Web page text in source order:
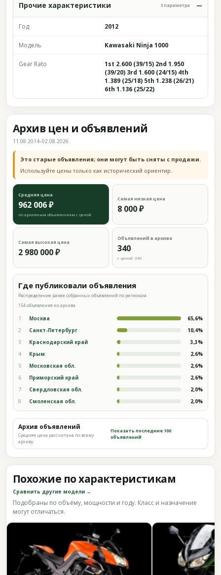
Прочие характеристики 3 параметра
Год 2012
Модель Kawasaki Ninja 1000
Gear Rato
1st 2.600 (39/15) 2nd 1.950
(39/20) 3rd 1.600 (24/15) 4th
1.389 (25/18) 5th 1.238 (26/21)
6th 1.136 (25/22)
Архив цен и объявлений
11.08.2014–02.08.2026
Это старые объявления; они могут быть сняты с продажи.
Используйте цены только как исторический ориентир.
Средняя цена
962 006 ₽
по архивным объявлениям с ценой
Самая низкая цена
8 000 ₽
Самая высокая цена
2 980 000 ₽
Объявлений в архиве
340
с ценой: 340
Где публиковали объявления
Распределение ранее собранных объявлений по регионам.
154 объявления из архива
1 Москва 65,6%
2 Санкт-Петербург 10,4%
3 Краснодарский край 3,3%
4 Крым 2,6%
5 Московская обл. 2,6%
6 Приморский край 2,6%
7 Свердловская обл. 2,0%
8 Смоленская обл. 2,0%
Архив объявлений
Средняя цена рассчитана по всему
архиву
Показать последние 100
объявлений
Похожие по характеристикам
Сравнить другие модели →
Подобраны по объёму, мощности и году. Класс и назначение
могут отличаться.